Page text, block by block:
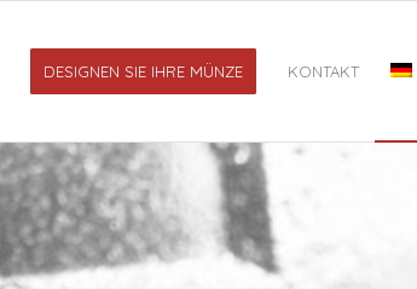
DESIGNEN SIE IHRE MÜNZE KONTAKT